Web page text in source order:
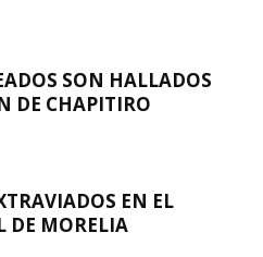
SON HALLADOS
DE CHAPITIRO
EN EL
DE MORELIA